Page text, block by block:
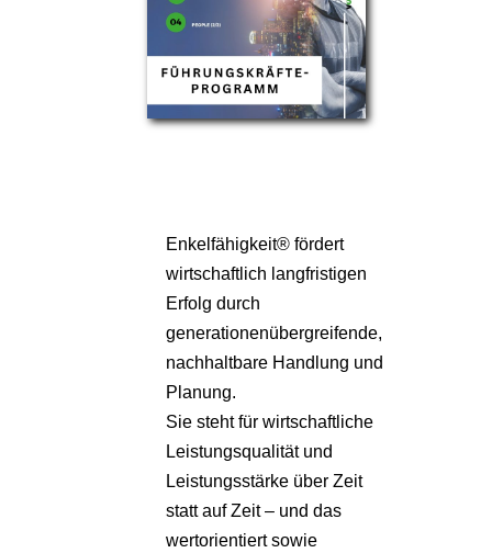
Enkelfähigkeit® fördert
wirtschaftlich langfristigen
Erfolg durch
generationenübergreifende,
nachhaltbare Handlung und
Planung.
Sie steht für wirtschaftliche
Leistungsqualität und
Leistungsstärke über Zeit
statt auf Zeit – und das
wertorientiert sowie